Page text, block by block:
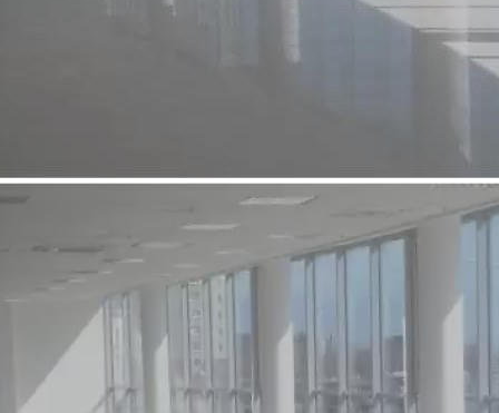
7506 - Г. МАГНИТОГОРСК,
УЛ. МАГНИТНАЯ Д. 111
Челябинская обл
Получить контакты
Имеется удобный подъезд, парковка.